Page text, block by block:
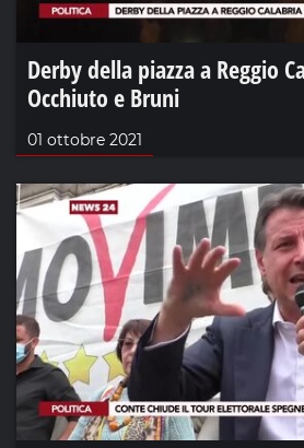
Derby della piazza a Reggio
Occhiuto e Bruni
01 ottobre 2021